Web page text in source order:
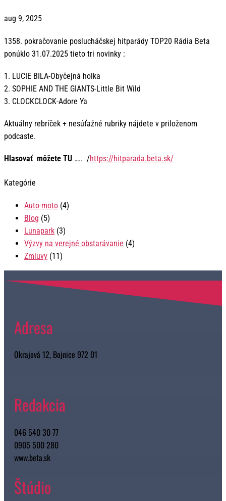
aug 9, 2025
1358. pokračovanie poslucháčskej hitparády TOP20 Rádia Beta
ponúklo 31.07.2025 tieto tri novinky :
1. LUCIE BILA-Obyčejná holka
2. SOPHIE AND THE GIANTS-Little Bit Wild
3. CLOCKCLOCK-Adore Ya
Aktuálny rebríček + nesúťažné rubriky nájdete v priloženom
podcaste.
Hlasovať môžete TU ….. /https://hitparada.beta.sk/
Kategórie
Auto-moto (4)
Blog (5)
Lunapark (3)
Výzvy na verejné obstarávanie (4)
Zmluvy (11)
Adresa
Okrajová 12, Bojnice 972 01
Redakcia
046 540 30 77
0905 500 280
www.beta.sk
Štúdio